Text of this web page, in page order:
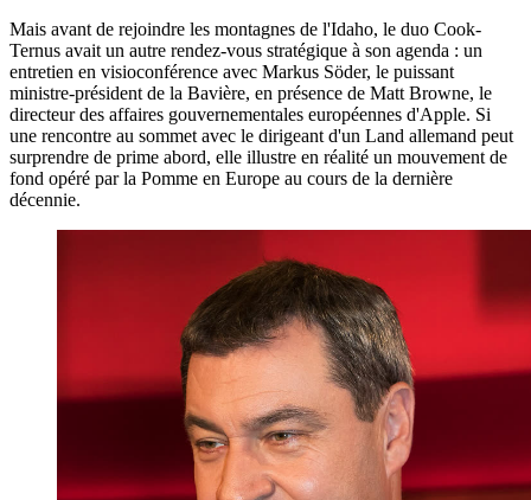
Mais avant de rejoindre les montagnes de l'Idaho, le duo Cook-
Ternus avait un autre rendez-vous stratégique à son agenda : un
entretien en visioconférence avec Markus Söder, le puissant
ministre-président de la Bavière, en présence de Matt Browne, le
directeur des affaires gouvernementales européennes d'Apple. Si
une rencontre au sommet avec le dirigeant d'un Land allemand peut
surprendre de prime abord, elle illustre en réalité un mouvement de
fond opéré par la Pomme en Europe au cours de la dernière
décennie.